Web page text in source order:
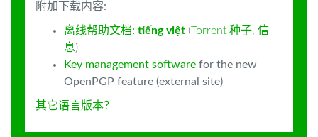
附加下载内容:
离线帮助文档: tiếng việt (Torrent 种子, 信
息)
Key management software for the new
OpenPGP feature (external site)
其它语言版本？